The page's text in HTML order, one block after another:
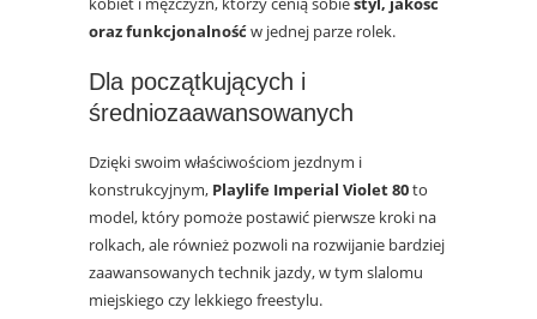
oraz funkcjonalnośćw jednej parze rolek.
Dla początkujących i
średniozaawansowanych
Dzięki swoim właściwościom jezdnym i
konstrukcyjnym, Playlife Imperial Violet 80to
model, który pomoże postawić pierwsze kroki na
rolkach, ale również pozwoli na rozwijanie bardziej
zaawansowanych technik jazdy, w tym slalomu
miejskiego czy lekkiego freestylu.